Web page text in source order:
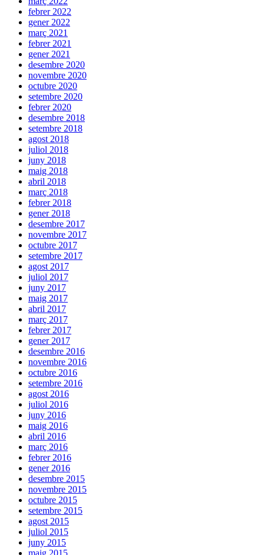
febrer 2022
gener 2022
març 2021
febrer 2021
gener 2021
desembre 2020
novembre 2020
octubre 2020
setembre 2020
febrer 2020
desembre 2018
setembre 2018
agost 2018
juliol 2018
juny 2018
maig 2018
abril 2018
març 2018
febrer 2018
gener 2018
desembre 2017
novembre 2017
octubre 2017
setembre 2017
agost 2017
juliol 2017
juny 2017
maig 2017
abril 2017
març 2017
febrer 2017
gener 2017
desembre 2016
novembre 2016
octubre 2016
setembre 2016
agost 2016
juliol 2016
juny 2016
maig 2016
abril 2016
març 2016
febrer 2016
gener 2016
desembre 2015
novembre 2015
octubre 2015
setembre 2015
agost 2015
juliol 2015
juny 2015
maig 2015